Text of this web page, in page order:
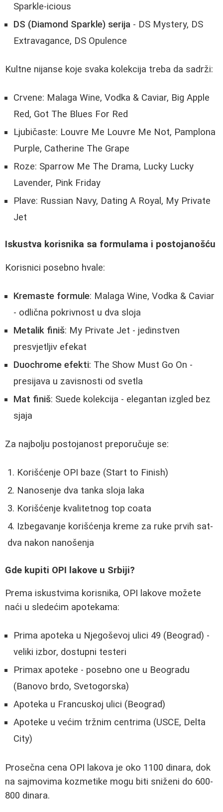
Sparkle-icious
DS (Diamond Sparkle) serija - DS Mystery, DS
Extravagance, DS Opulence
Kultne nijanse koje svaka kolekcija treba da sadrži:
Crvene: Malaga Wine, Vodka & Caviar, Big Apple
Red, Got The Blues For Red
Ljubičaste: Louvre Me Louvre Me Not, Pamplona
Purple, Catherine The Grape
Roze: Sparrow Me The Drama, Lucky Lucky
Lavender, Pink Friday
Plave: Russian Navy, Dating A Royal, My Private
Jet
Iskustva korisnika sa formulama i postojanošću
Korisnici posebno hvale:
Kremaste formule: Malaga Wine, Vodka & Caviar
- odlična pokrivnost u dva sloja
Metalik finiš: My Private Jet - jedinstven
presvjetljiv efekat
Duochrome efekti: The Show Must Go On -
presijava u zavisnosti od svetla
Mat finiš: Suede kolekcija - elegantan izgled bez
sjaja
Za najbolju postojanost preporučuje se:
Korišćenje OPI baze (Start to Finish)
Nanosenje dva tanka sloja laka
Korišćenje kvalitetnog top coata
Izbegavanje korišćenja kreme za ruke prvih sat-
dva nakon nanošenja
Gde kupiti OPI lakove u Srbiji?
Prema iskustvima korisnika, OPI lakove možete
naći u sledećim apotekama:
Prima apoteka u Njegoševoj ulici 49 (Beograd) -
veliki izbor, dostupni testeri
Primax apoteke - posebno one u Beogradu
(Banovo brdo, Svetogorska)
Apoteka u Francuskoj ulici (Beograd)
Apoteke u većim tržnim centrima (USCE, Delta
City)
Prosečna cena OPI lakova je oko 1100 dinara, dok
na sajmovima kozmetike mogu biti sniženi do 600-
800 dinara.